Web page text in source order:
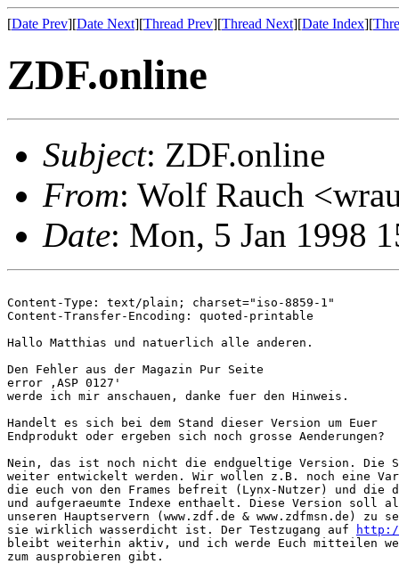
[Date Prev][Date Next][Thread Prev][Thread Next][Date Index][
ZDF.online
Subject: ZDF.online
From: Wolf Rauch
Date: Mon, 5 Jan 1998
Content-Type: text/plain; charset="iso-8859-1"
Content-Transfer-Encoding: quoted-printable
Hallo Matthias und natuerlich alle anderen.
Den Fehler aus der Magazin Pur Seite
error ,ASP 0127'
werde ich mir anschauen, danke fuer den Hinweis.
Handelt es sich bei dem Stand dieser Version um Euer
Endprodukt oder ergeben sich noch grosse Aenderungen?
Nein, das ist noch nicht die endgueltige Version. Die
weiter entwickelt werden. Wir wollen z.B. noch eine
die euch von den Frames befreit (Lynx-Nutzer) und die
und aufgeraeumte Indexe enthaelt. Diese Version
unseren Hauptservern (www.zdf.de & www.zdfmsn.de) zu
sie wirklich wasserdicht ist. Der Testzugang auf
bleibt weiterhin aktiv, und ich werde Euch mitteilen
zum ausprobieren gibt.